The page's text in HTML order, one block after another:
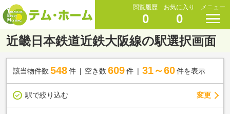
閲覧履歴
0
お気に入り
0
メニュー
近畿日本鉄道近鉄大阪線の駅選択画面
該当物件数 548件 空き数 609 件 31～60 件を表示
駅で絞り込む 変更